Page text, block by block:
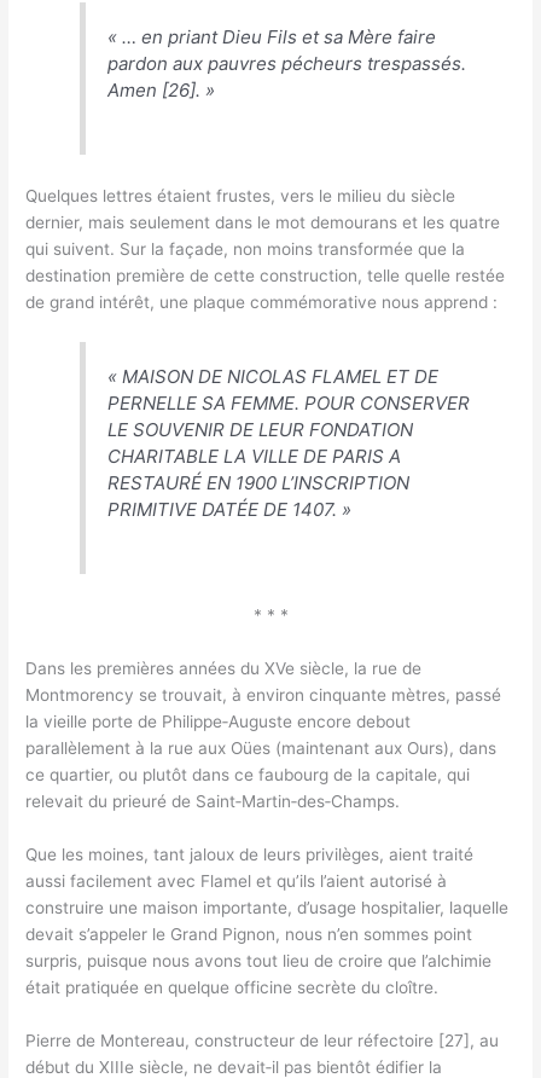
«… en priant Dieu Fils et sa Mère faire
pardon aux pauvres pécheurs trespassés.
Amen [26]. »
Quelques lettres étaient frustes, vers le milieu du siècle
dernier, mais seulement dans le mot demourans et les quatre
qui suivent. Sur la façade, non moins transformée que la
destination première de cette construction, telle quelle restée
de grand intérêt, une plaque commémorative nous apprend :
«MAISON DE NICOLAS FLAMEL ET DE
PERNELLE SA FEMME. POUR CONSERVER
LE SOUVENIR DE LEUR FONDATION
CHARITABLE LA VILLE DE PARIS A
RESTAURÉ EN 1900 L’INSCRIPTION
PRIMITIVE DATÉE DE 1407.»
* * *
Dans les premières années du XVe siècle, la rue de
Montmorency se trouvait, à environ cinquante mètres, passé
la vieille porte de Philippe‑Auguste encore debout
parallèlement à la rue aux Oües (maintenant aux Ours), dans
ce quartier, ou plutôt dans ce faubourg de la capitale, qui
relevait du prieuré de Saint‑Martin‑des‑Champs.
Que les moines, tant jaloux de leurs privilèges, aient traité
aussi facilement avec Flamel et qu’ils l’aient autorisé à
construire une maison importante, d’usage hospitalier, laquelle
devait s’appeler le Grand Pignon, nous n’en sommes point
surpris, puisque nous avons tout lieu de croire que l’alchimie
était pratiquée en quelque officine secrète du cloître.
Pierre de Montereau, constructeur de leur réfectoire [27], au
début du XIIIe siècle, ne devait‑il pas bientôt édifier la